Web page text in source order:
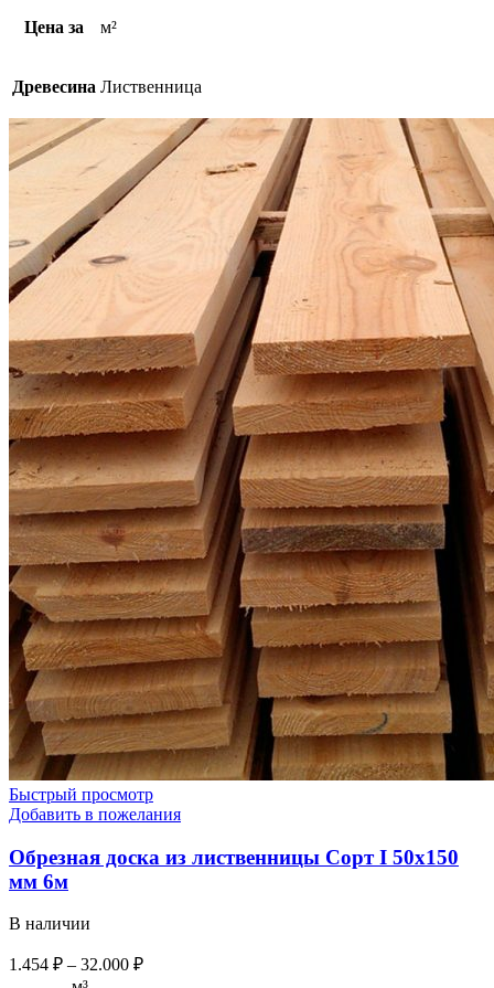
Цена за м²
Древесина Лиственница
Быстрый просмотр
Добавить в пожелания
Обрезная доска из лиственницы Сорт I 50х150
мм 6м
В наличии
1.454 ₽ – 32.000 ₽